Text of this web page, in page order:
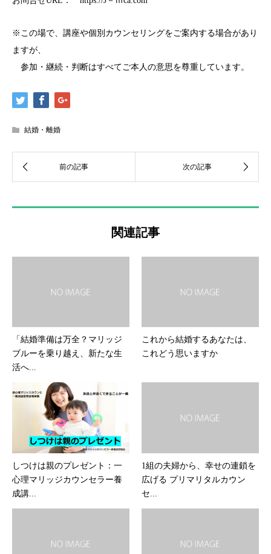
※この場で、講座や個別カウンセリングをご案内する場合があり
ますが、
参加・継続・判断はすべてご本人の意思を尊重しています。
結婚・離婚
関連記事
「結婚準備は万全？マリッジ
ブルーを乗り越え、新たな生
活へ...
これから結婚するあなたは、
これどう思いますか
しつけは親のプレゼント：一
心理マリッジカウンセラー養
成講...
1組の夫婦から、幸せの連鎖を
広げる プリマリタルカウン
セ...